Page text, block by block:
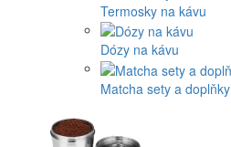
Termosky na kávu
Dózy na kávu
Matcha sety a doplňky